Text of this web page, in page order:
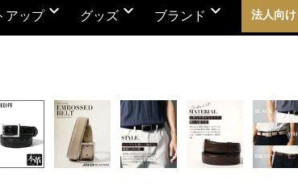
アップexpand_more グッズ expand_more ブランド expand_more 法人向